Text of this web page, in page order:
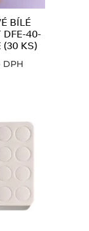
BÍLÉ
DFE-40-
(30 KS)